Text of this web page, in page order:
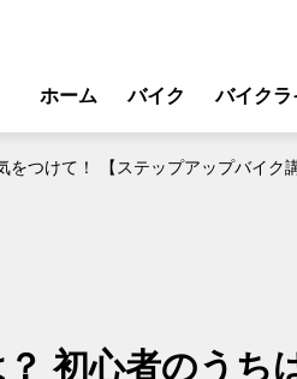
ホーム バイク
ビジネス
バイクラ
レンタルバ
つけて！ 【ステップアップバイク
初心者のうち